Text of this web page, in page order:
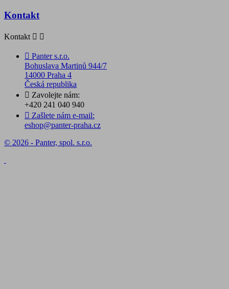
Kontakt
Kontakt  
 Panter s.r.o.
Bohuslava Martinů 944/7
14000 Praha 4
Česká republika
 Zavolejte nám:
+420 241 040 940
 Zašlete nám e-mail:
eshop@panter-praha.cz
© 2026 - Panter, spol. s.r.o.